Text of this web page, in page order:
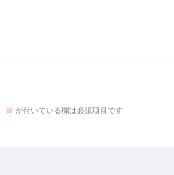
※ が付いている欄は必須項目です